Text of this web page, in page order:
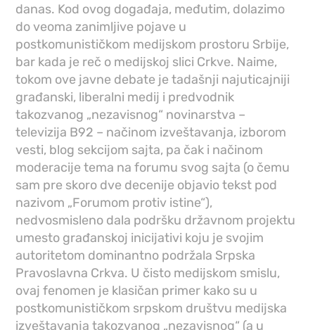
danas. Kod ovog događaja, međutim, dolazimo
do veoma zanimljive pojave u
postkomunističkom medijskom prostoru Srbije,
bar kada je reč o medijskoj slici Crkve. Naime,
tokom ove javne debate je tadašnji najuticajniji
građanski, liberalni medij i predvodnik
takozvanog „nezavisnog“ novinarstva –
televizija B92 – načinom izveštavanja, izborom
vesti, blog sekcijom sajta, pa čak i načinom
moderacije tema na forumu svog sajta (o čemu
sam pre skoro dve decenije objavio tekst pod
nazivom „Forumom protiv istine“),
nedvosmisleno dala podršku državnom projektu
umesto građanskoj inicijativi koju je svojim
autoritetom dominantno podržala Srpska
Pravoslavna Crkva. U čisto medijskom smislu,
ovaj fenomen je klasičan primer kako su u
postkomunističkom srpskom društvu medijska
izveštavanja takozvanog „nezavisnog“ (a u